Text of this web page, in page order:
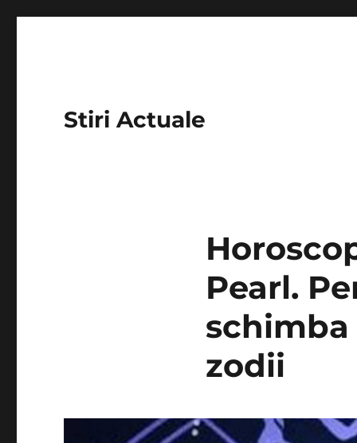
Stiri Actuale
Pearl.
zodii